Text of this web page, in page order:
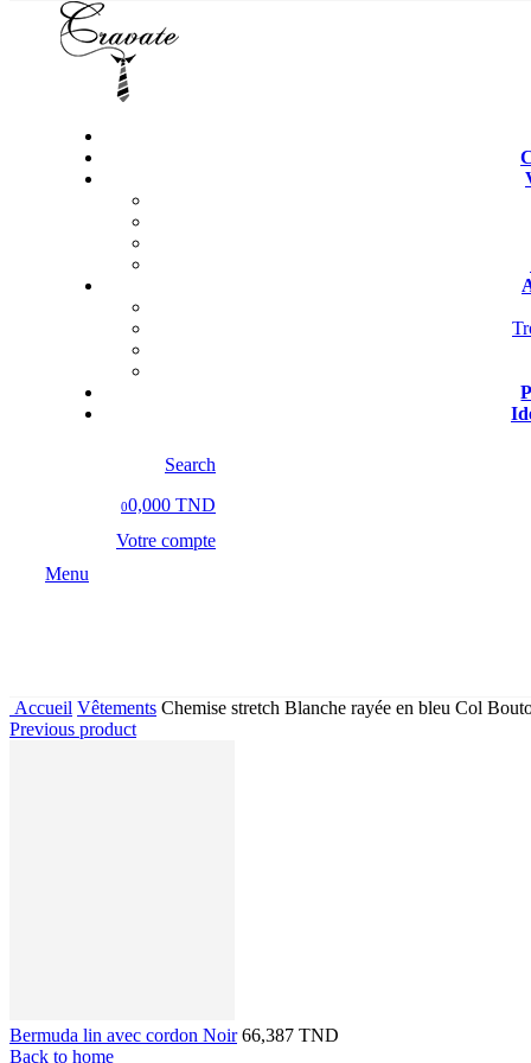
Search
00,000 TND
Votre compte
Menu
Accueil Vêtements Chemise stretch Blanche rayée en bleu Col
Previous product
Bermuda lin avec cordon Noir 66,387 TND
Back to home